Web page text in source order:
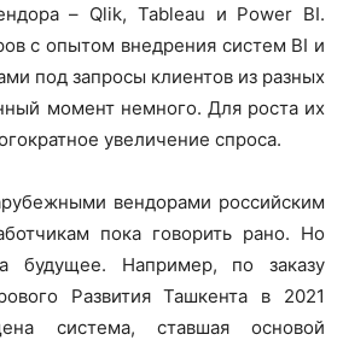
– Qlik, Tableau и Power BI.
с опытом внедрения систем BI и
под запросы клиентов из разных
момент немного. Для роста их
увеличение спроса.
вендорами российским
пока говорить рано. Но
будущее. Например, по заказу
Развития Ташкента в 2021
система, ставшая основой